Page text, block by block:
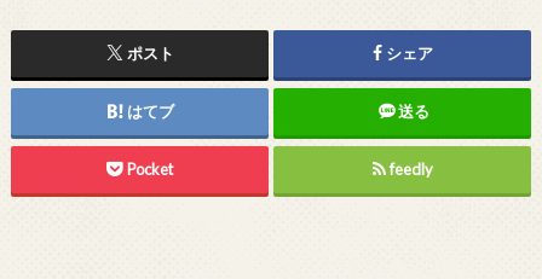
ポスト シェア
はてブ 送る
Pocket feedly